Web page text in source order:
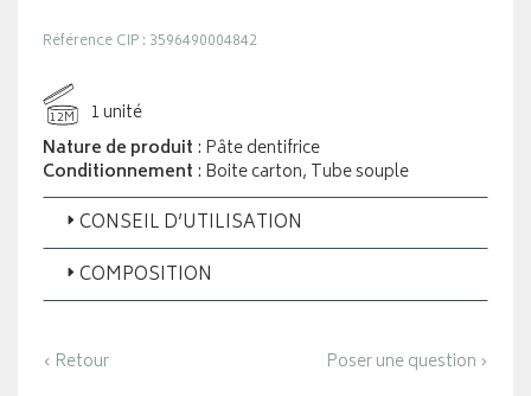
Référence CIP : 3596490004842
12M
1 unité
Nature de produit : Pâte dentifrice
Conditionnement : Boite carton, Tube souple
CONSEIL D’UTILISATION
COMPOSITION
‹ Retour Poser une question ›